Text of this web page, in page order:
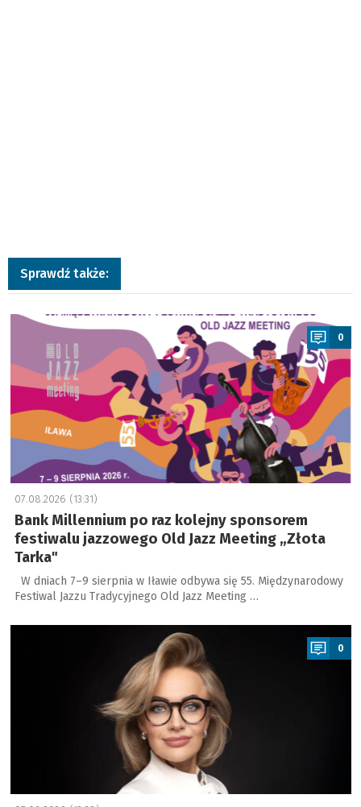
Sprawdź także:
a
0
07.08.2026 (13:31)
Bank Millennium po raz kolejny sponsorem
festiwalu jazzowego Old Jazz Meeting „Złota
Tarka"
W dniach 7–9 sierpnia w Iławie odbywa się 55. Międzynarodowy
Festiwal Jazzu Tradycyjnego Old Jazz Meeting …
a
0